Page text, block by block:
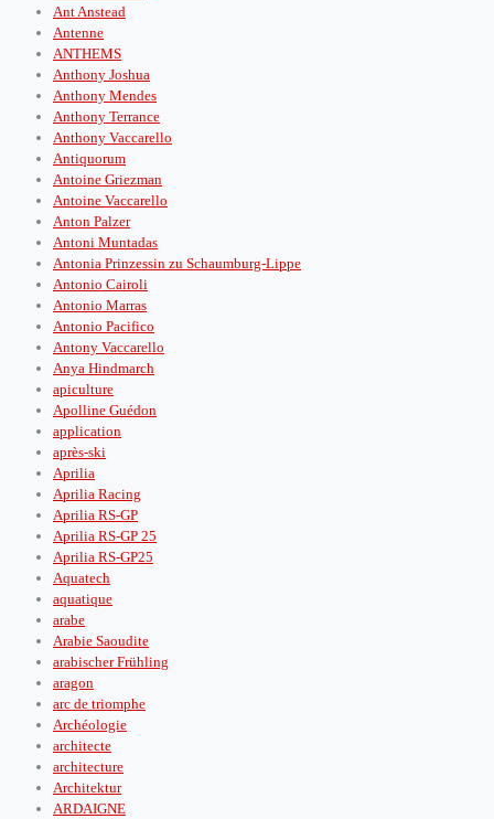
Ant Anstead
Antenne
ANTHEMS
Anthony Joshua
Anthony Mendes
Anthony Terrance
Anthony Vaccarello
Antiquorum
Antoine Griezman
Antoine Vaccarello
Anton Palzer
Antoni Muntadas
Antonia Prinzessin zu Schaumburg-Lippe
Antonio Cairoli
Antonio Marras
Antonio Pacifico
Antony Vaccarello
Anya Hindmarch
apiculture
Apolline Guédon
application
après‑ski
Aprilia
Aprilia Racing
Aprilia RS-GP
Aprilia RS-GP 25
Aprilia RS-GP25
Aquatech
aquatique
arabe
Arabie Saoudite
arabischer Frühling
aragon
arc de triomphe
Archéologie
architecte
architecture
Architektur
ARDAIGNE